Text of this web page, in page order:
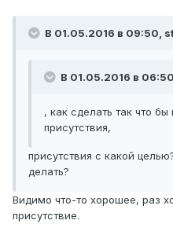
В 01.05.2016 в 09:50,
В 01.05.2016 в
, как сделать так что
присутствия,
присутствия с какой
делать?
Видимо что-то хорошее, раз
присутствие.